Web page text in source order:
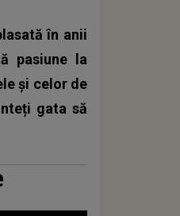
în anii
pasiune la
și celor de
gata să